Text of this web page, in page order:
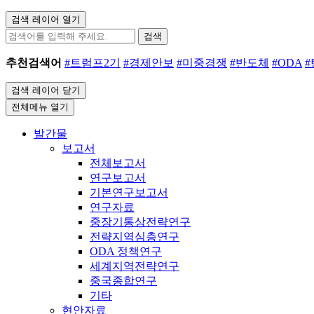
검색 레이어 열기
검색
추천검색어 #트럼프2기 #경제안보 #미중경쟁 #반도체 #ODA #
검색 레이어 닫기
전체메뉴 열기
발간물
보고서
전체보고서
연구보고서
기본연구보고서
연구자료
중장기통상전략연구
전략지역심층연구
ODA 정책연구
세계지역전략연구
중국종합연구
기타
현안자료